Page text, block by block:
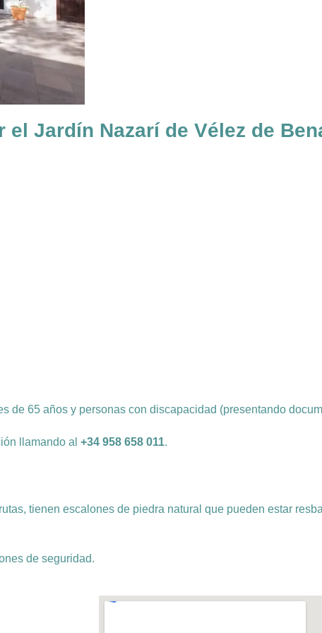
Jardín Nazarí de Vélez de
de 65 años y personas con discapacidad (presentando
llamando al +34 958 658 011.
tienen escalones de piedra natural que pueden estar
de seguridad.